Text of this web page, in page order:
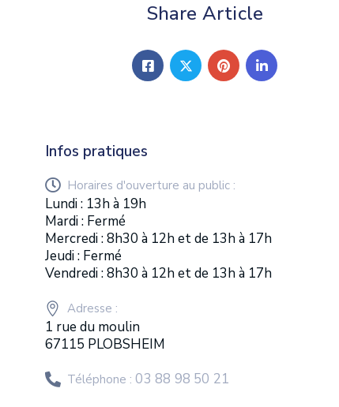
Share Article
Infos pratiques
Horaires d'ouverture au public :
Lundi : 13h à 19h
Mardi : Fermé
Mercredi : 8h30 à 12h et de 13h à 17h
Jeudi : Fermé
Vendredi : 8h30 à 12h et de 13h à 17h
Adresse :
1 rue du moulin
67115 PLOBSHEIM
Téléphone :03 88 98 50 21